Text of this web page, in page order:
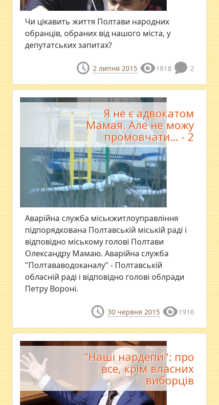
Чи цікавить життя Полтави народних
обранців, обраних від нашого міста, у
депутатських запитах?
2 липня 2015 1818 2
Я не є адвокатом
Мамая. Але не можу
промовчати… - 2
Аварійна служба міськжитлоуправління
підпорядкована Полтавській міській раді і
відповідно міському голові Полтави
Олександру Мамаю. Аварійна служба
"Полтававодоканалу" - Полтавській
обласній раді і відповідно голові облради
Петру Вороні.
30 червня 2015 1916
"Наші нардепи": про
все, крім власних
виборців